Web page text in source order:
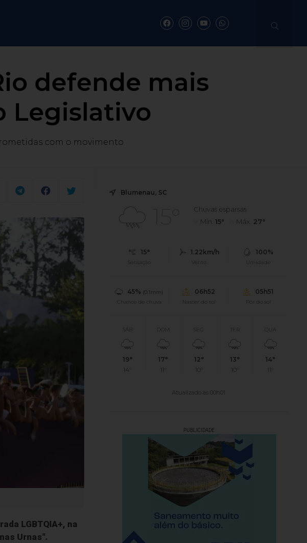
defende mais
Legislativo
com o movimento
LGBTQIA+, na
Urnas".
Blumenau, SC
15°
Chuvas esparsas
Mín.15° Máx. 27°
15°
Sensação
1.22km/h
Vento
100%
Umidade
45% (0.1mm)
Chance de chuva
06h52
Nascer do sol
05h51
Pôr do sol
SÁB
19°
14°
DOM
17°
11°
12°
10°
TER
13°
10°
QUA
14°
11°
Atualizado às 00h01
PUBLICIDADE